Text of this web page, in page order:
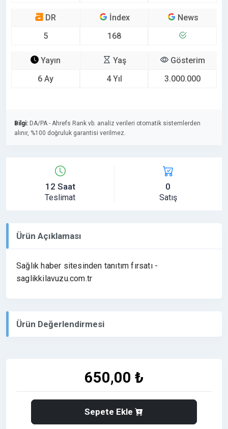
DR
5
İndex
168
News
Yayın
6 Ay
Yaş
4 Yıl
Gösterim
3.000.000
Bilgi: DA/PA - Ahrefs Rank vb. analiz verileri otomatik sistemlerden
alınır, %100 doğruluk garantisi verilmez.
12 Saat
Teslimat
0
Satış
Ürün Açıklaması
Sağlık haber sitesinden tanıtım fırsatı -
saglikkilavuzu.com.tr
Ürün Değerlendirmesi
650,00 ₺
Sepete Ekle